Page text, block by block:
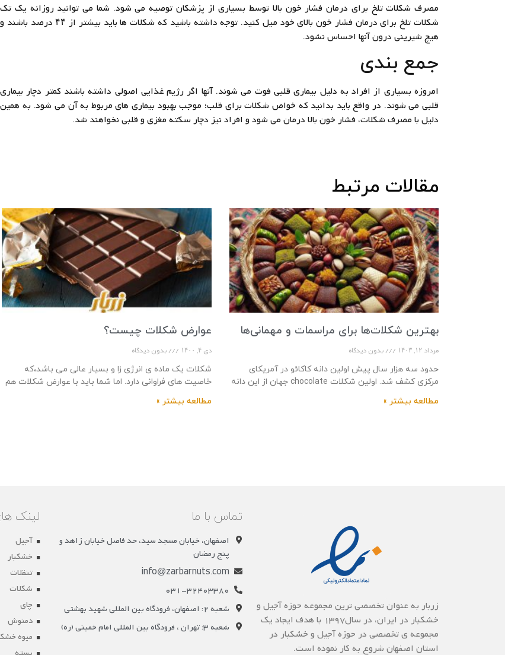
مصرف شکلات تلخ برای درمان فشار خون بالا توسط بسیاری از پزشکان توصیه می شود. شما می توانید روزانه یک تک
شکلات تلخ برای درمان فشار خون بالای خود میل کنید. توجه داشته باشید که شکلات ها باید بیشتر از ۴۴ درصد باشند و
هیچ شیرینی درون آنها احساس نشود.
جمع بندی
امروزه بسیاری از افراد به دلیل بیماری قلبی فوت می شوند. آنها اگر رژیم غذایی اصولی داشته باشند کمتر دچار بیماری
قلبی می شوند. در واقع باید بدانید که خواص شکلات برای قلب؛ موجب بهبود بیماری های مربوط به آن می شود. به همین
دلیل با مصرف شکلات، فشار خون بالا درمان می شود و افراد نیز دچار سکته مغزی و قلبی نخواهند شد.
مقالات مرتبط
بهترین شکلات‌ها برای مراسمات و مهمانی‌ها
مرداد ۱۲, ۱۴۰۳ بدون دیدگاه
حدود سه هزار سال پیش اولین دانه کاکائو در آمریکای
مرکزی کشف شد. اولین شکلات chocolate جهان از این دانه
مطالعه بیشتر »
عوارض شکلات چیست؟
دی ۴, ۱۴۰۰ بدون دیدگاه
شکلات یک ماده ی انرژی زا و بسیار عالی می باشد،که
خاصیت های فراوانی دارد. اما شما باید با عوارض شکلات هم
مطالعه بیشتر »
زربار به عنوان تخصصی ترین مجموعه حوزه آجیل و
خشکبار در ایران، در سال1397 با هدف ایجاد یک
مجموعه ی تخصصی در حوزه آجیل و خشکبار در
استان اصفهان شروع به کار نموده است.
تماس با ما
اصفهان، خیابان مسجد سید، حد فاصل خیابان زاهد و
پنج رمضان
info@zarbarnuts.com
031-32403380
شعبه 2: اصفهان، فرودگاه بین المللی شهید بهشتی
شعبه 3: تهران ، فرودگاه بین المللی امام خمینی (ره)
لینک
آجیل
خشکبار
تنقلات
شکلات
چای
دمنوش
میوه